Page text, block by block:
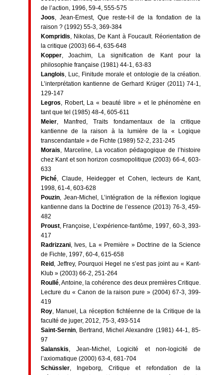
de l’action, 1996, 59-4, 555-575
Joos, Jean-Ernest, Que reste-t-il de la fondation de la
raison ? (1992) 55-3, 369-384
Kompridis, Nikolas, De Kant à Foucault. Réorientation de
la critique (2003) 66-4, 635-648
Kopper, Joachim, La signification de Kant pour la
philosophie française (1981) 44-1, 63-83
Langlois, Luc, Finitude morale et ontologie de la création.
L’interprétation kantienne de Gerhard Krüger (2011) 74-1,
129-147
Legros, Robert, La « beauté libre » et le phénomène en
tant que tel (1985) 48-4, 605-611
Meier, Manfred, Traits fondamentaux de la critique
kantienne de la raison à la lumière de la « Logique
transcendantale » de Fichte (1989) 52-2, 231-245
Morais, Marceline, La vocation pédagogique de l’histoire
chez Kant et son horizon cosmopolitique (2003) 66-4, 603-
633
Piché, Claude, Heidegger et Cohen, lecteurs de Kant,
1998, 61-4, 603-628
Pouzin, Jean-Michel, L’intégration de la réflexion logique
kantienne dans la Doctrine de l’essence (2013) 76-3, 459-
482
Proust, Françoise, L’expérience-fantôme, 1997, 60-3, 393-
417
Radrizzani, Ives, La « Première » Doctrine de la Science
de Fichte, 1997, 60-4, 615-658
Reid , Jeffrey, Pourquoi Hegel ne s’est pas joint au « Kant-
Klub » (2003) 66-2, 251-264
Roullé, Antoine, la cohérence des deux premières Critique.
Lecture du « Canon de la raison pure » (2004) 67-3, 399-
419
Roy, Manuel, La réception fichtéenne de la Critique de la
faculté de juger, 2012, 75-3, 493-514
Saint-Sernin, Bertrand, Michel Alexandre (1981) 44-1, 85-
97
Salanskis, Jean-Michel, Logicité et non-logicité de
l’axiomatique (2000) 63-4, 681-704
Schüssler, Ingeborg, Critique et refondation de la